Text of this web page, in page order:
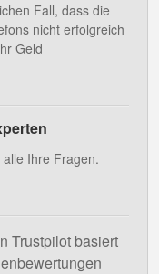
Fall, dass die
nicht erfolgreich
Geld
Ihre Fragen.
Trustpilot basiert